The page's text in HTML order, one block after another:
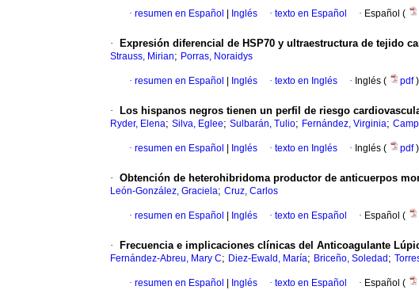
· resumen en Español Inglés · texto en Español · Español (
· Expresión diferencial de HSP70 y ultraestructura de tejido
Strauss, Mirian; Porras, Noraidys
· resumen en Español Inglés · texto en Inglés · Inglés ( pdf)
· Los hispanos negros tienen un perfil de riesgo
Ryder, Elena; Silva, Eglee; Sulbarán, Tulio; Fernández, Virginia;
· resumen en Español Inglés · texto en Inglés · Inglés ( pdf)
· Obtención de heterohibridoma productor de anticuerpos
León-González, Graciela; Cruz, Carlos
· resumen en Español Inglés · texto en Español · Español (
· Frecuencia e implicaciones clínicas del Anticoagulante
Fernández-Abreu, Mary C; Diez-Ewald, María; Briceño, Soledad ;
· resumen en Español Inglés · texto en Español · Español (